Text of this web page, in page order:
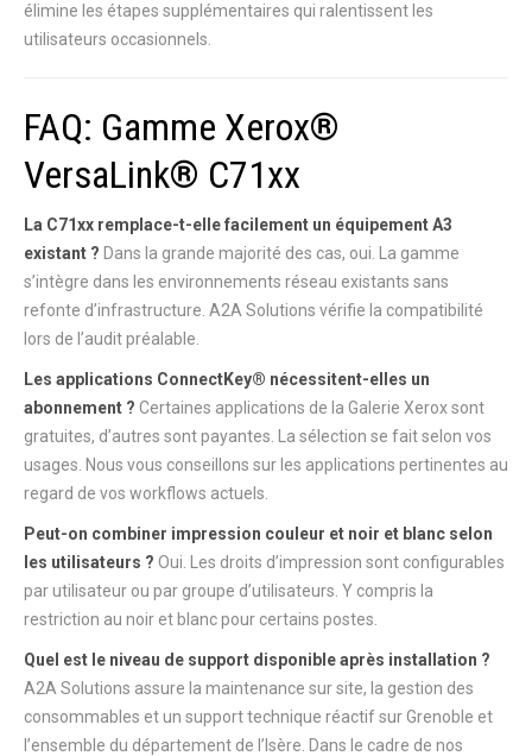
élimine les étapes supplémentaires qui ralentissent les
utilisateurs occasionnels.
FAQ: Gamme Xerox®
VersaLink® C71xx
La C71xx remplace-t-elle facilement un équipement A3
existant ? Dans la grande majorité des cas, oui. La gamme
s’intègre dans les environnements réseau existants sans
refonte d’infrastructure. A2A Solutions vérifie la compatibilité
lors de l’audit préalable.
Les applications ConnectKey® nécessitent-elles un
abonnement ? Certaines applications de la Galerie Xerox sont
gratuites, d’autres sont payantes. La sélection se fait selon vos
usages. Nous vous conseillons sur les applications pertinentes au
regard de vos workflows actuels.
Peut-on combiner impression couleur et noir et blanc selon
les utilisateurs ? Oui. Les droits d’impression sont configurables
par utilisateur ou par groupe d’utilisateurs. Y compris la
restriction au noir et blanc pour certains postes.
Quel est le niveau de support disponible après installation ?
A2A Solutions assure la maintenance sur site, la gestion des
consommables et un support technique réactif sur Grenoble et
l’ensemble du département de l’Isère. Dans le cadre de nos